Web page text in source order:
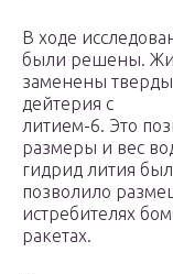
В ходе
были решены.
заменены
дейтерия с
литием-6. Это
размеры и вес
гидрид лития
позволило
истребителях
ракетах.